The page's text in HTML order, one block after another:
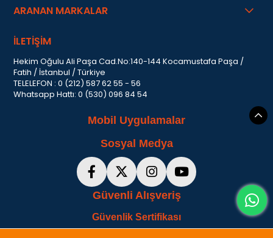
ARANAN MARKALAR
İLETİŞİM
Hekim Oğulu Ali Paşa Cad.No:140-144 Kocamustafa Paşa /
Fatih / İstanbul / Türkiye
TELELEFON : 0 (212) 587 62 55 - 56
Whatsapp Hattı: 0 (530) 096 84 54
Mobil Uygulamalar
Sosyal Medya
Güvenli Alışveriş
Güvenlik Sertifikası